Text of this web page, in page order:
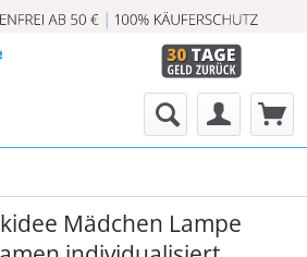
Mädchen Lampe